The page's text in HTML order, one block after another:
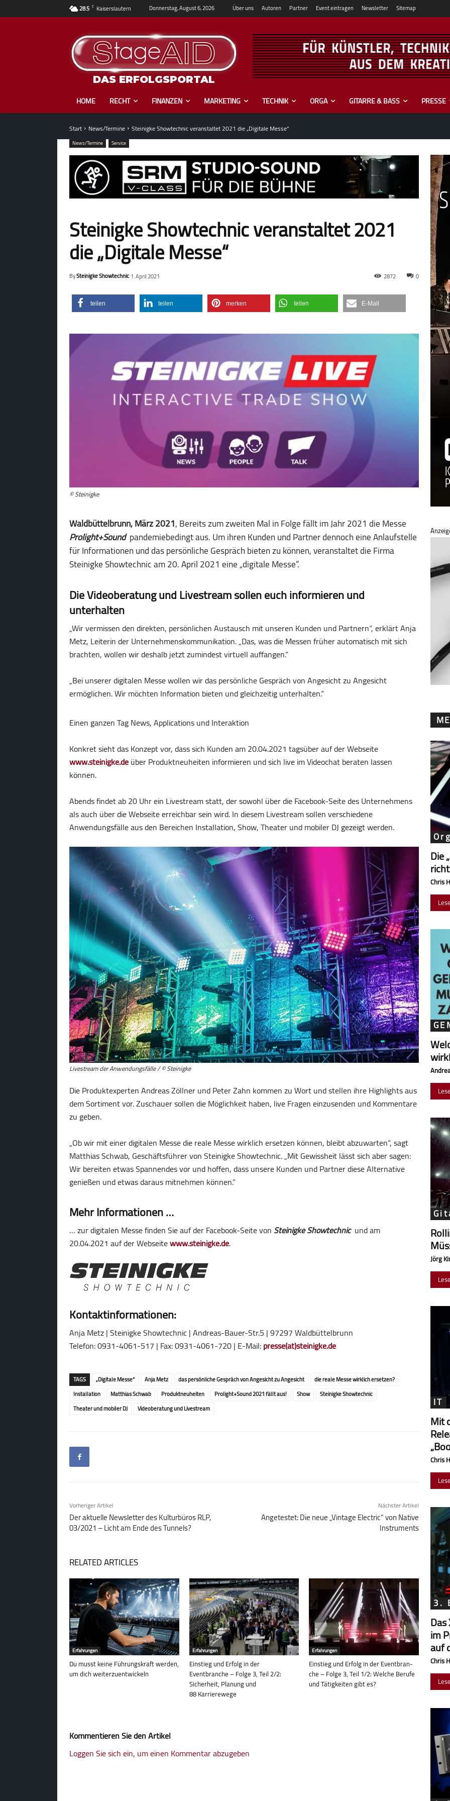
28.5 C Kaiserslautern Donnerstag, August 6, 2026 Über uns Autoren Partner Event eintragen Newsletter Sitemap
DAS ERFOLGSPORTAL
HOME RECHT FINANZEN MARKETING TECHNIK ORGA GITARRE & BASS PRESSE
Start News/Termine Steinigke Showtechnic veranstaltet 2021 die „Digitale Messe“
News/Termine Service
Steinigke Showtechnic veranstaltet 2021
die „Digitale Messe“
BySteinigke Showtechnic 1. April 2021 0
2872
teilen teilen merken teilen E-Mail
© Steinigke
Waldbüttelbrunn, März 2021, Bereits zum zweiten Mal in Folge fällt im Jahr 2021 die Messe
Prolight+Soundpandemiebedingt aus. Um ihren Kunden und Partner dennoch eine Anlaufstelle
für Informationen und das persönliche Gespräch bieten zu können, veranstaltet die Firma
Steinigke Showtechnic am 20. April 2021 eine „digitale Messe“.
Die Videoberatung und Livestream sollen euch informieren und
unterhalten
„Wir vermissen den direkten, persönlichen Austausch mit unseren Kunden und Partnern“, erklärt Anja
Metz, Leiterin der Unternehmenskommunikation. „Das, was die Messen früher automatisch mit sich
brachten, wollen wir deshalb jetzt zumindest virtuell auffangen.“
„Bei unserer digitalen Messe wollen wir das persönliche Gespräch von Angesicht zu Angesicht
ermöglichen. Wir möchten Information bieten und gleichzeitig unterhalten.“
Einen ganzen Tag News, Applications und Interaktion
Konkret sieht das Konzept vor, dass sich Kunden am 20.04.2021 tagsüber auf der Webseite
www.steinigke.deüber Produktneuheiten informieren und sich live im Videochat beraten lassen
können.
Abends findet ab 20 Uhr ein Livestream statt, der sowohl über die Facebook-Seite des Unternehmens
als auch über die Webseite erreichbar sein wird. In diesem Livestream sollen verschiedene
Anwendungsfälle aus den Bereichen Installation, Show, Theater und mobiler DJ gezeigt werden.
Livestream der Anwendungsfälle / © Steinigke
Die Produktexperten Andreas Zöllner und Peter Zahn kommen zu Wort und stellen ihre Highlights aus
dem Sortiment vor. Zuschauer sollen die Möglichkeit haben, live Fragen einzusenden und Kommentare
zu geben.
„Ob wir mit einer digitalen Messe die reale Messe wirklich ersetzen können, bleibt abzuwarten“, sagt
Matthias Schwab, Geschäftsführer von Steinigke Showtechnic. „Mit Gewissheit lässt sich aber sagen:
Wir bereiten etwas Spannendes vor und hoffen, dass unsere Kunden und Partner diese Alternative
genießen und etwas daraus mitnehmen können.“
Mehr Informationen …
… zur digitalen Messe finden Sie auf der Facebook-Seite von Steinigke Showtechnicund am
20.04.2021 auf der Webseitewww.steinigke.de.
Kontaktinformationen:
Anja Metz | Steinigke Showtechnic | Andreas-Bauer-Str.5 | 97297 Waldbüttelbrunn
Telefon: 0931-4061-517 | Fax: 0931-4061-720 | E-Mail:presse(at)steinigke.de
TAGS „Digitale Messe“ Anja Metz das persönliche Gespräch von Angesicht zu Angesicht
die reale Messe wirklich ersetzen?
Installation
Matthias Schwab Produktneuheiten Prolight+Sound 2021 fällt aus! Show
Steinigke Showtechnic
Theater und mobiler DJ
Videoberatung und Livestream
Vorheriger Artikel
Der aktuelle Newsletter des Kulturbüros RLP,
03/2021 – Licht am Ende des Tunnels?
Nächster Artikel
Angetestet: Die neue „Vintage Electric“ von Native
Instruments
RELATED ARTICLES
Erfahrungen
Du musst keine Führungskraft werden,
um dich weiterzuentwickeln
Erfahrungen
Einstieg und Erfolg in der
Eventbranche – Folge 3, Teil 2/2:
Sicherheit, Pla­nung und
88 Karrierewege
Erfahrungen
Einstieg und Erfolg in der Event­bran­
che – Folge 3, Teil 1/2: Welche Be­rufe
und Tä­tig­kei­ten gibt es?
Kommentieren Sie den Artikel
Loggen Sie sich ein, um einen Kommentar abzugeben
Die
Chris
Jörg
IT
Mit
Chris
3.
im
auf
Chris